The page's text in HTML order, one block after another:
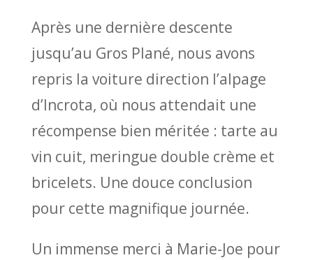
Après une dernière descente
jusqu’au Gros Plané, nous avons
repris la voiture direction l’alpage
d’Incrota, où nous attendait une
récompense bien méritée : tarte au
vin cuit, meringue double crème et
bricelets. Une douce conclusion
pour cette magnifique journée.
Un immense merci à Marie-Joe pour